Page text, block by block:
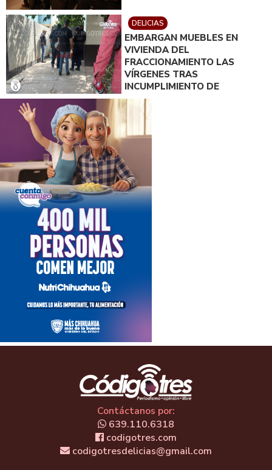
DELICIAS
EMBARGAN MUEBLES EN
VIVIENDA DEL
FRACCIONAMIENTO LAS
VÍRGENES TRAS
INCUMPLIMIENTO DE
ACUERDO DE PAGO
Contáctanos por:
639.110.6318
codigotres.com
codigotresdelicias@gmail.com